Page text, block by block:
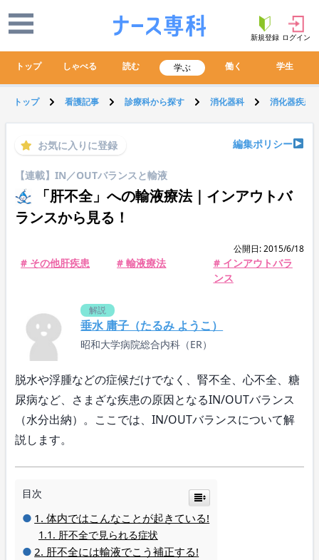
新規登録 ログイン
トップ しゃべる 読む 学ぶ 働く 学生
トップ 看護記事 診療科から探す 消化器科 消化器疾患
お気に入りに登録 編集ポリシー
【連載】IN／OUTバランスと輸液
「肝不全」への輸液療法｜インアウトバ
ランスから見る！
公開日: 2015/6/18
# その他肝疾患 # 輸液療法
# インアウトバラ
ンス
解説
垂水 庸子（たるみ ようこ）
昭和大学病院総合内科（ER）
脱水や浮腫などの症候だけでなく、腎不全、心不全、糖
尿病など、さまざな疾患の原因となるIN/OUTバランス
（水分出納）。ここでは、IN/OUTバランスについて解
説します。
目次
体内ではこんなことが起きている!
肝不全で見られる症状
肝不全には輸液でこう補正する!